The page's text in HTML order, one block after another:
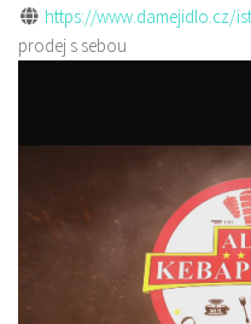
https://www.damejidlo.cz/
prodej s sebou